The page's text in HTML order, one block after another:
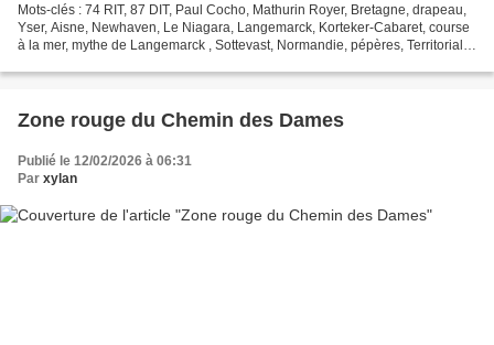
Mots-clés : 74 RIT, 87 DIT, Paul Cocho, Mathurin Royer, Bretagne, drapeau,
Yser, Aisne, Newhaven, Le Niagara, Langemarck, Korteker-Cabaret, course
à la mer, mythe de Langemarck , Sottevast, Normandie, pépères, Territoriale,
Zone rouge du Chemin des Dames
Publié le 12/02/2026 à 06:31
Par xylan